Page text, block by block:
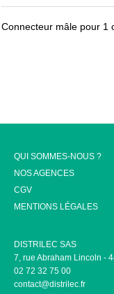
Connecteur mâle pour 1
QUI SOMMES-NOUS ?
NOS AGENCES
CGV
MENTIONS LÉGALES
DISTRILEC SAS
7, rue Abraham Lincoln -
02 72 32 75 00
contact@distrilec.fr